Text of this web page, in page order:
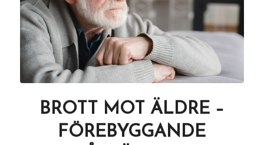
BROTT MOT ÄLDRE –
FÖREBYGGANDE